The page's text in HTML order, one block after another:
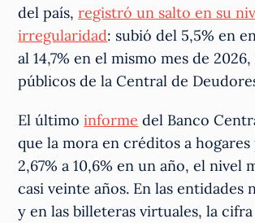
del país,registró un salto en su
irregularidad: subió del 5,5% en
al 14,7% en el mismo mes de
públicos de la Central de
El últimoinforme del Banco
que la mora en créditos a hogares
2,67% a 10,6% en un año, el nivel
casi veinte años. En las entidades
y en las billeteras virtuales, la